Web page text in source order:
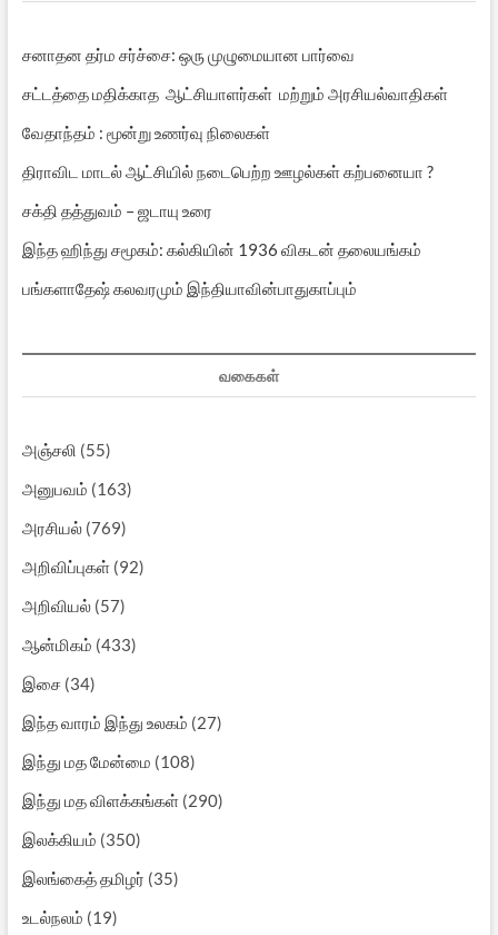
சனாதன தர்ம சர்ச்சை: ஒரு முழுமையான பார்வை
சட்டத்தை மதிக்காத ஆட்சியாளர்கள் மற்றும் அரசியல்வாதிகள்
வேதாந்தம் : மூன்று உணர்வு நிலைகள்
திராவிட மாடல் ஆட்சியில் நடைபெற்ற ஊழல்கள் கற்பனையா ?
சக்தி தத்துவம் – ஜடாயு உரை
இந்த ஹிந்து சமூகம்: கல்கியின் 1936 விகடன் தலையங்கம்
பங்களாதேஷ் கலவரமும் இந்தியாவின்பாதுகாப்பும்
வகைகள்
அஞ்சலி (55)
அனுபவம் (163)
அரசியல்(769)
அறிவிப்புகள்(92)
அறிவியல்(57)
ஆன்மிகம் (433)
இசை(34)
இந்த வாரம் இந்து உலகம் (27)
இந்து மத மேன்மை (108)
இந்து மத விளக்கங்கள்(290)
இலக்கியம் (350)
இலங்கைத் தமிழர் (35)
உடல்நலம் (19)